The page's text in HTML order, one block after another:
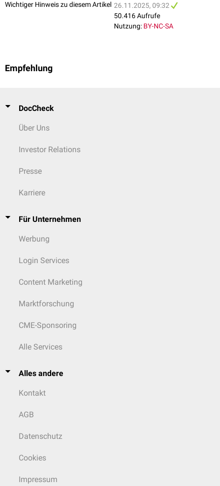
Wichtiger Hinweis zu diesem Artikel 26.11.2025, 09:32
50.416 Aufrufe
Nutzung: BY-NC-SA
Empfehlung
DocCheck
Über Uns
Investor Relations
Presse
Karriere
Für Unternehmen
Werbung
Login Services
Content Marketing
Marktforschung
CME-Sponsoring
Alle Services
Alles andere
Kontakt
AGB
Datenschutz
Cookies
Impressum